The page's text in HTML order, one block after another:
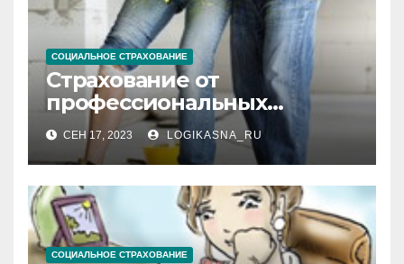
СОЦИАЛЬНОЕ СТРАХОВАНИЕ
Страхование от
профессиональных
заболеваний
СЕН 17, 2023 LOGIKASNA_RU
СОЦИАЛЬНОЕ СТРАХОВАНИЕ